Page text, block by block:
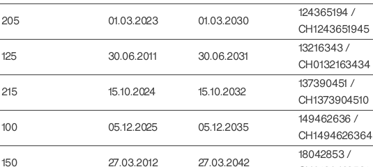
205 01.03.2023 01.03.2030
124365194 /
CH1243651945
125 30.06.2011 30.06.2031
13216343 /
CH0132163434
215 15.10.2024 15.10.2032
137390451 /
CH1373904510
100 05.12.2025 05.12.2035
149462636 /
CH1494626364
150 27.03.2012 27.03.2042
18042853 /